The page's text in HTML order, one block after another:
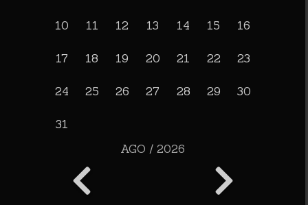
10 11 12 13 14 15 16
17 18 19 20 21 22 23
24 25 26 27 28 29 30
31
AGO / 2026